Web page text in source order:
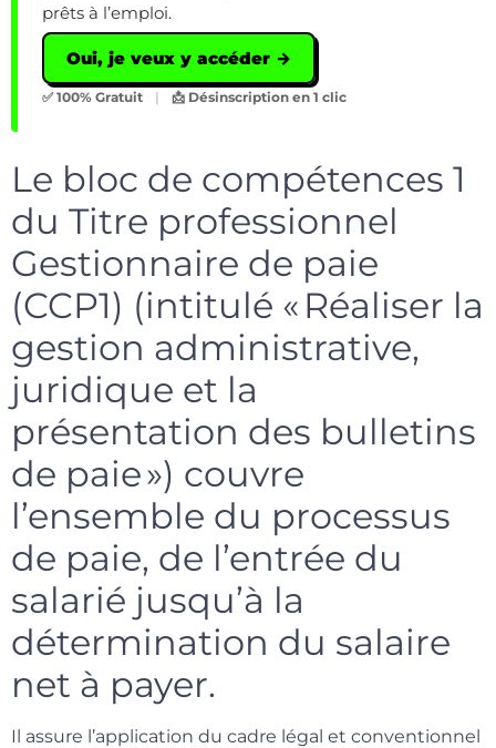
prêts à l’emploi.
Oui, je veux y accéder →
✅ 100% Gratuit | 📩 Désinscription en 1 clic
Le bloc de compétences 1
du Titre professionnel
Gestionnaire de paie
(CCP1) (intitulé « Réaliser la
gestion administrative,
juridique et la
présentation des bulletins
de paie ») couvre
l’ensemble du processus
de paie, de l’entrée du
salarié jusqu’à la
détermination du salaire
net à payer.
Il assure l’application du cadre légal et conventionnel